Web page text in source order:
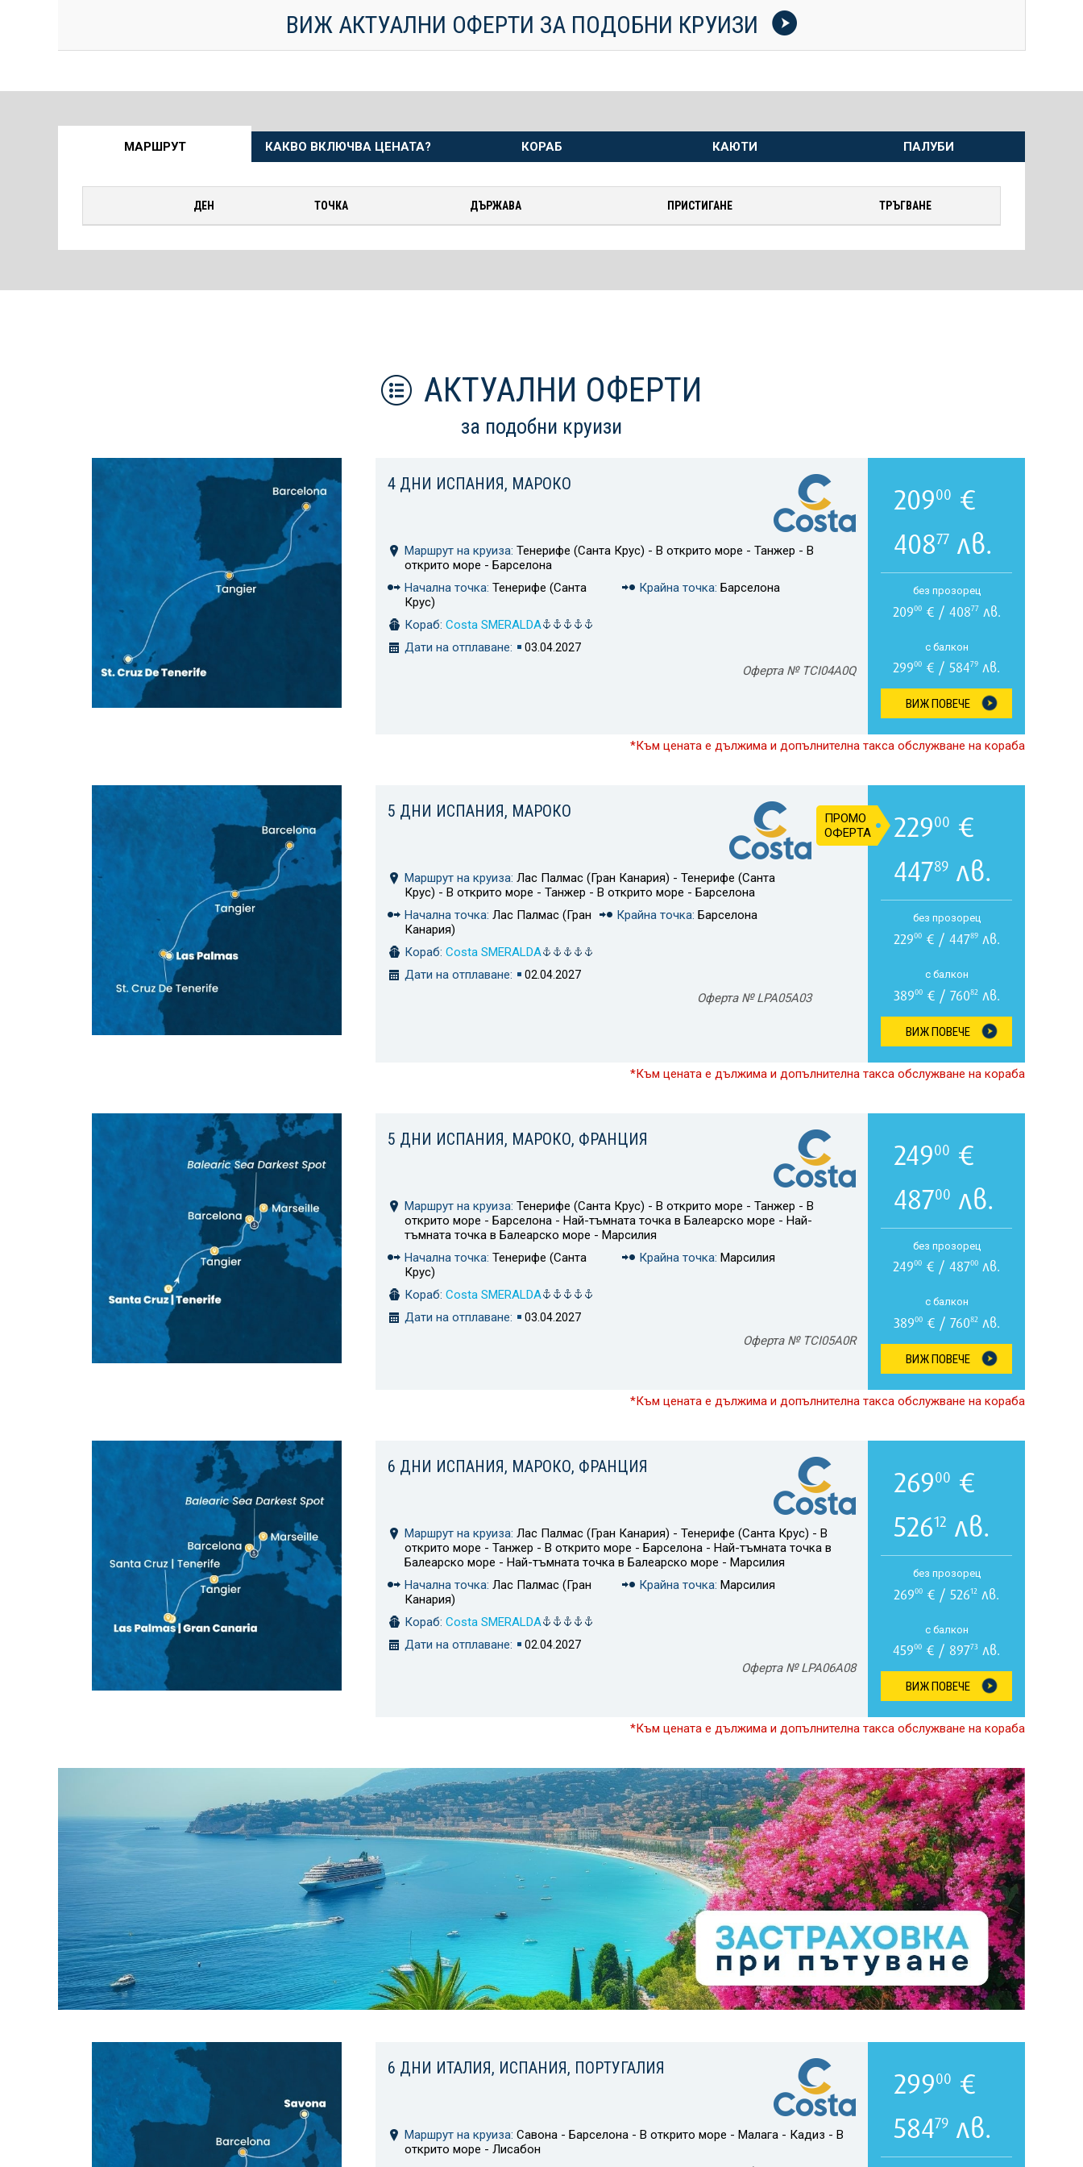
ВИЖ АКТУАЛНИ ОФЕРТИ ЗА ПОДОБНИ КРУИЗИ
МАРШРУТ КАКВО ВКЛЮЧВА ЦЕНАТА? КОРАБ КАЮТИ ПАЛУБИ
ДЕН ТОЧКА ДЪРЖАВА ПРИСТИГАНЕ ТРЪГВАНЕ
АКТУАЛНИ ОФЕРТИ
за подобни круизи
4 ДНИ ИСПАНИЯ, МАРОКО
Маршрут на круиза: Тенерифе (Санта Крус) - В открито море - Танжер - В
открито море - Барселона
Начална точка: Тенерифе (Санта
Крус)
Крайна точка: Барселона
Кораб: Costa SMERALDA
Дати на отплаване:
03.04.2027
Оферта № TCI04A0Q
20900 €
40877 лв.
без прозорец
20900€ / 40877лв.
с балкон
29900 € / 58479 лв.
ВИЖ ПОВЕЧЕ
*Към цената е дължима и допълнителна такса обслужване на кораба
5 ДНИ ИСПАНИЯ, МАРОКО
Маршрут на круиза: Лас Палмас (Гран Канария) - Тенерифе (Санта
Крус) - В открито море - Танжер - В открито море - Барселона
Начална точка: Лас Палмас (Гран
Канария)
Крайна точка: Барселона
Кораб: Costa SMERALDA
Дати на отплаване:
02.04.2027
Оферта № LPA05A03
22900 €
44789 лв.
ПРОМО
ОФЕРТА
без прозорец
22900€ / 44789лв.
с балкон
38900€ / 76082лв.
ВИЖ ПОВЕЧЕ
*Към цената е дължима и допълнителна такса обслужване на кораба
5 ДНИ ИСПАНИЯ, МАРОКО, ФРАНЦИЯ
Маршрут на круиза: Тенерифе (Санта Крус) - В открито море - Танжер - В
открито море - Барселона - Най-тъмната точка в Балеарско море - Най-
тъмната точка в Балеарско море - Марсилия
Начална точка: Тенерифе (Санта
Крус)
Крайна точка: Марсилия
Кораб: Costa SMERALDA
Дати на отплаване:
03.04.2027
Оферта № TCI05A0R
24900 €
48700 лв.
без прозорец
24900 € / 48700 лв.
с балкон
38900€ / 76082лв.
ВИЖ ПОВЕЧЕ
*Към цената е дължима и допълнителна такса обслужване на кораба
6 ДНИ ИСПАНИЯ, МАРОКО, ФРАНЦИЯ
Маршрут на круиза: Лас Палмас (Гран Канария) - Тенерифе (Санта Крус) - В
открито море - Танжер - В открито море - Барселона - Най-тъмната точка в
Балеарско море - Най-тъмната точка в Балеарско море - Марсилия
Начална точка: Лас Палмас (Гран
Канария)
Крайна точка: Марсилия
Кораб: Costa SMERALDA
Дати на отплаване:
02.04.2027
Оферта № LPA06A08
26900 €
52612 лв.
без прозорец
26900 € / 52612 лв.
с балкон
45900 € / 89773 лв.
ВИЖ ПОВЕЧЕ
*Към цената е дължима и допълнителна такса обслужване на кораба
6 ДНИ ИТАЛИЯ, ИСПАНИЯ, ПОРТУГАЛИЯ
Маршрут на круиза: Савона - Барселона - В открито море - Малага - Кадиз - В
открито море - Лисабон
29900 €
58479 лв.